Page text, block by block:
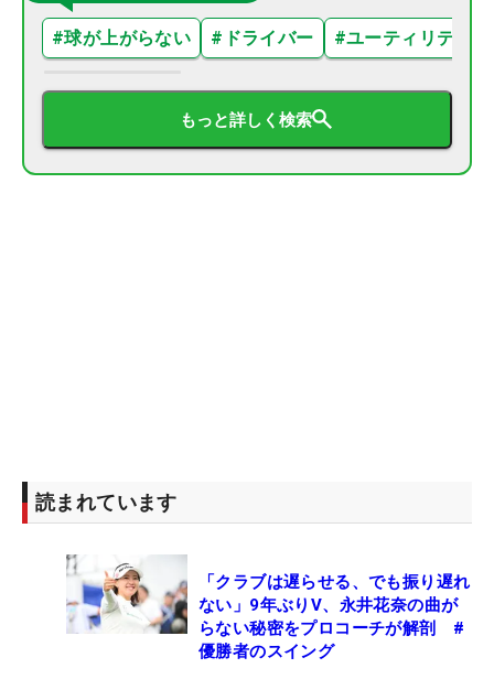
#球が上がらない # ドライバー #ユーティリティ
もっと詳しく検索
読まれています
「クラブは遅らせる、でも振り遅れ
ない」9年ぶりV、永井花奈の曲が
らない秘密をプロコーチが解剖 #
優勝者のスイング